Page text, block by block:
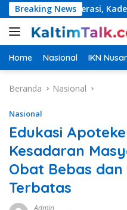
Langsung
ke
konten
Breaking News
Kader Muda
Home Nasional IKN
Beranda Nasional
Nasional
Edukasi
Kesadaran
Obat Bebas
Terbatas
Admin